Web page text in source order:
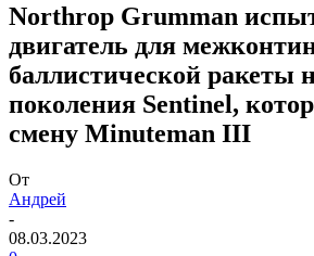
Northrop Grumman
двигатель для
баллистической ракеты
поколения Sentinel,
смену Minuteman III
От
Андрей
-
08.03.2023